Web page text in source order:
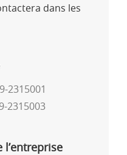
dans les
2315001
2315003
l’entreprise